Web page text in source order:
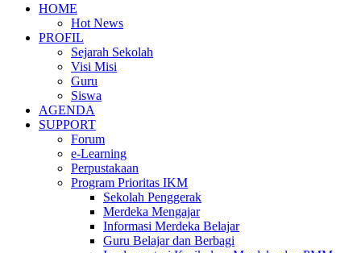
HOME
Hot News
PROFIL
Sejarah Sekolah
Visi Misi
Guru
Siswa
AGENDA
SUPPORT
Forum
e-Learning
Perpustakaan
Program Prioritas IKM
Sekolah Penggerak
Merdeka Mengajar
Informasi Merdeka Belajar
Guru Belajar dan Berbagi